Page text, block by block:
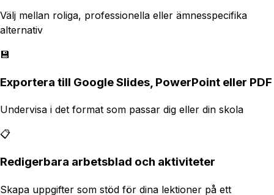
Välj mellan roliga, professionella eller ämnesspecifika
alternativ
💾
Exportera till Google Slides, PowerPoint eller PDF
Undervisa i det format som passar dig eller din skola
📋
Redigerbara arbetsblad och aktiviteter
Skapa uppgifter som stöd för dina lektioner på ett